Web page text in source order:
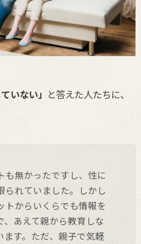
ていない」 と答えた人たちに、
無かったですし、性に
られていました。しかし
トからいくらでも情報を
あえて親から教育しな
ます。ただ、親子で気軽